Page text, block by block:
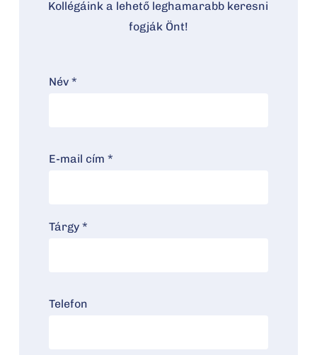
Kollégáink a lehető leghamarabb keresni
fogják Önt!
Név *
E-mail cím *
Tárgy *
Telefon